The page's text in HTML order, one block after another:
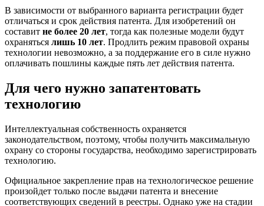
В зависимости от выбранного варианта регистрации будет
отличаться и срок действия патента. Для изобретений он
составит не более 20 лет, тогда как полезные модели будут
охраняться лишь 10 лет. Продлить режим правовой охраны
технологии невозможно, а за поддержание его в силе нужно
оплачивать пошлины каждые пять лет действия патента.
Для чего нужно запатентовать
технологию
Интеллектуальная собственность охраняется
законодательством, поэтому, чтобы получить максимальную
охрану со стороны государства, необходимо зарегистрировать
технологию.
Официальное закрепление прав на технологическое решение
произойдет только после выдачи патента и внесение
соответствующих сведений в реестры. Однако уже на стадии